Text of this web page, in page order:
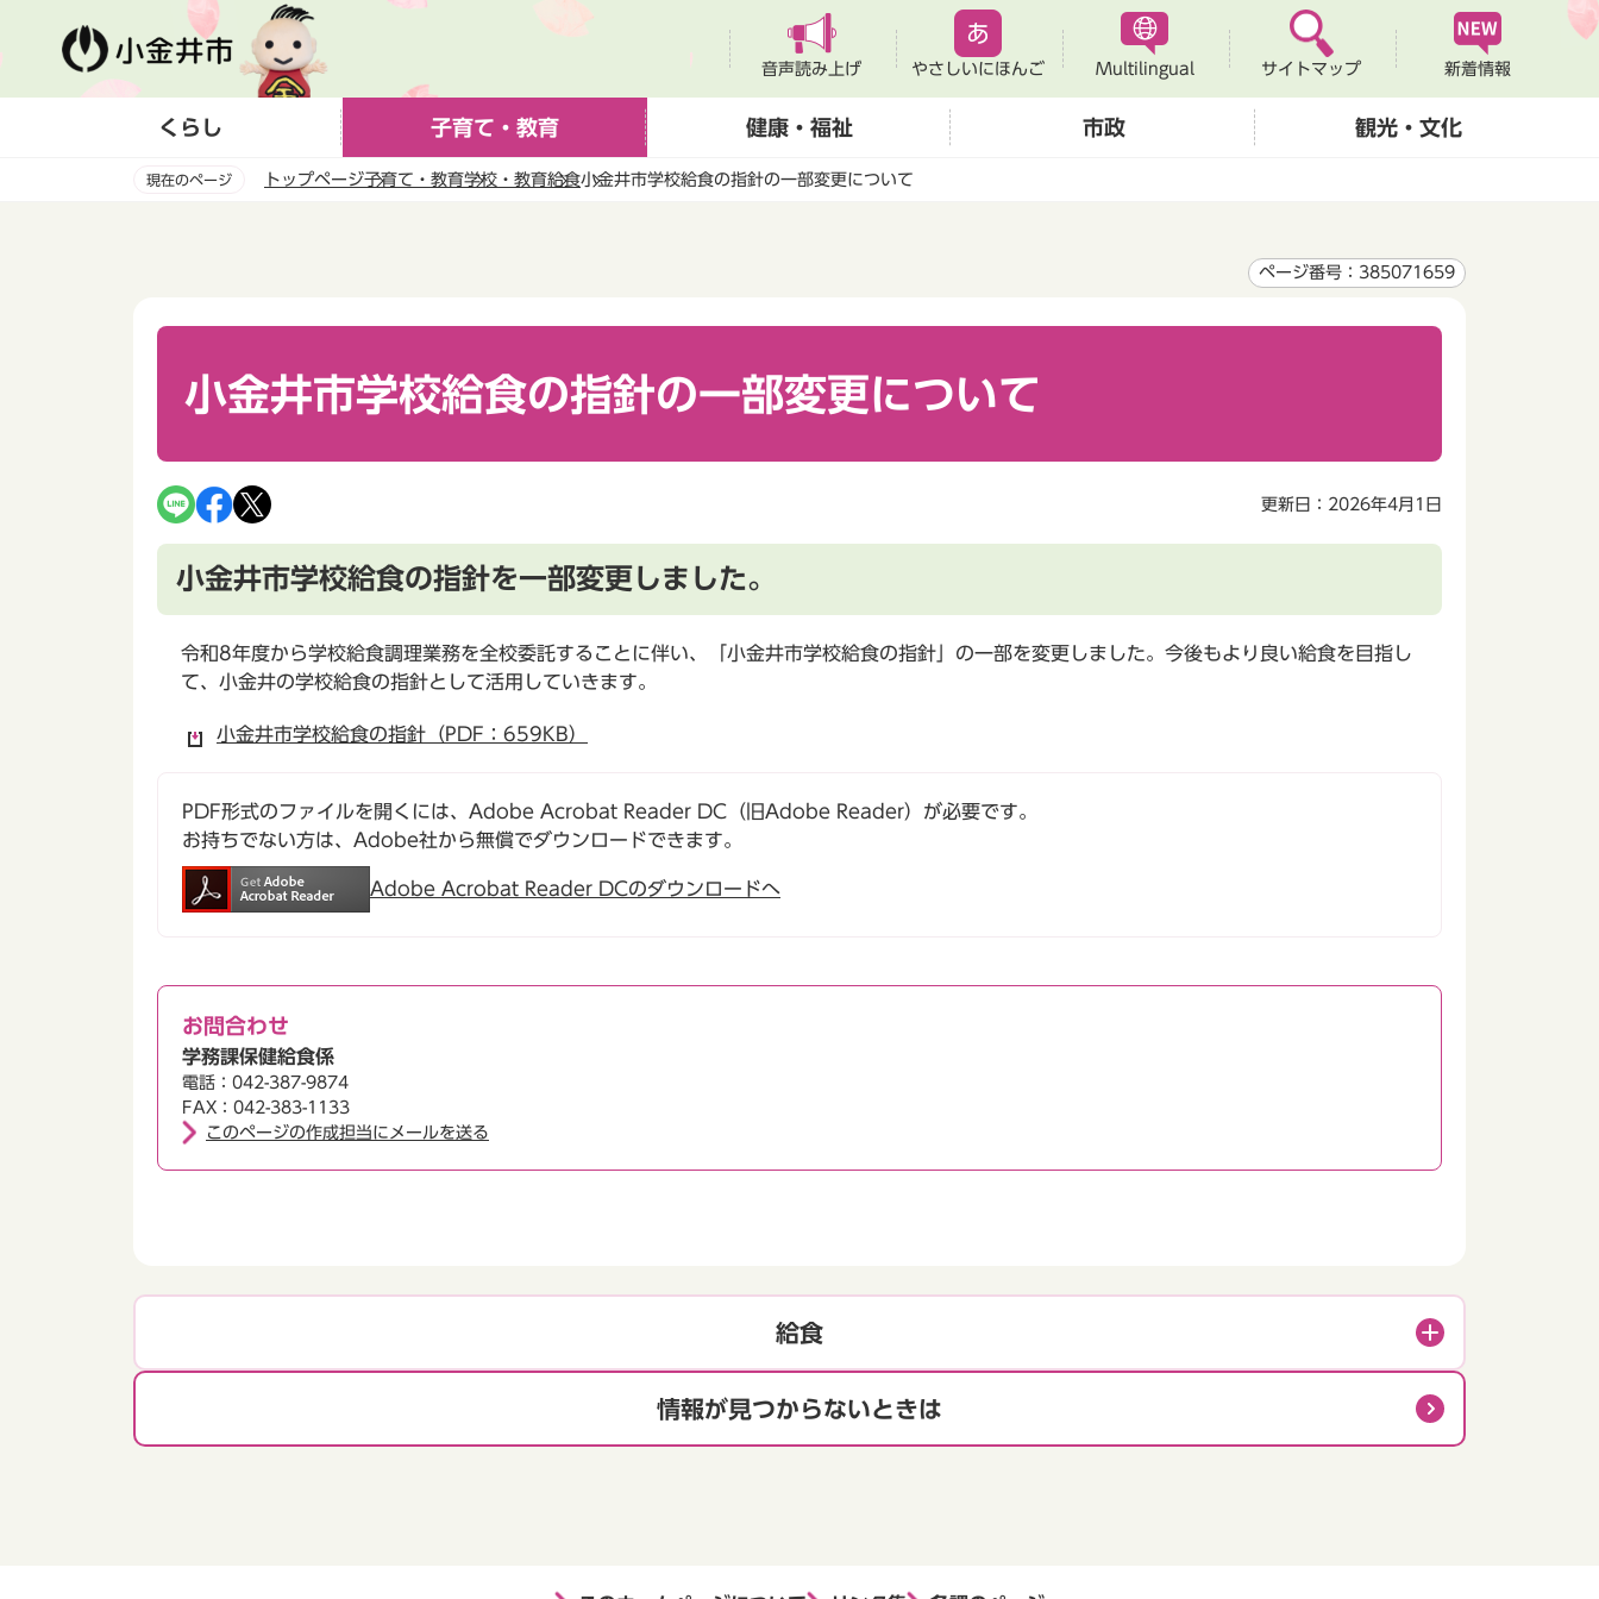
ー
音声読み上げ やさしいにほんご Multilingual サイトマップ 新着情報
くらし 子育て・教育 健康・福祉 市政 観光・文化
現在のページ トップページ子育て・教育学校・教育給食小金井市学校給食の指針の一部変更について
ページ番号：385071659
小金井市学校給食の指針の一部変更について
更新日：2026年4月1日
小金井市学校給食の指針を一部変更しました。
令和8年度から学校給食調理業務を全校委託することに伴い、「小金井市学校給食の指針」の一部を変更しました。今後もより良い給食を目指し
て、小金井の学校給食の指針として活用していきます。
小金井市学校給食の指針（PDF：659KB）
PDF形式のファイルを開くには、Adobe Acrobat Reader DC（旧Adobe Reader）が必要です。
お持ちでない方は、Adobe社から無償でダウンロードできます。
Adobe Acrobat Reader DCのダウンロードへ
お問合わせ
学務課保健給食係
電話：042-387-9874
FAX：042-383-1133
このページの作成担当にメールを送る
給食
情報が見つからないときは